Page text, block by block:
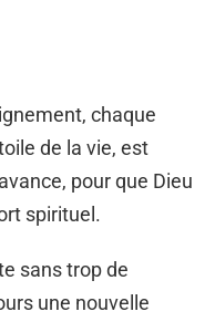
chaque
de la vie, est
pour que Dieu
spirituel.
sans trop de
une nouvelle